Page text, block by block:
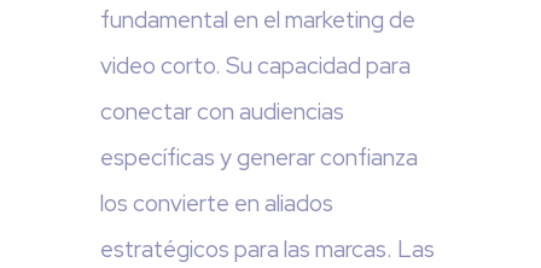
fundamental en el marketing de
video corto. Su capacidad para
conectar con audiencias
específicas y generar confianza
los convierte en aliados
estratégicos para las marcas. Las